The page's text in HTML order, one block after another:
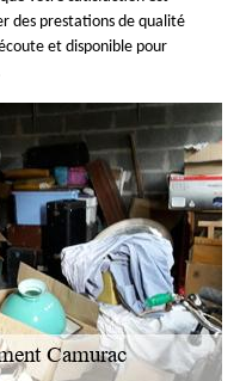
des prestations de qualité
et disponible pour